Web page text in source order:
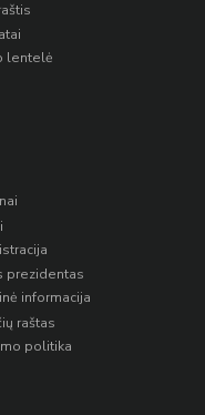
lentelė
prezidentas
informacija
raštas
politika